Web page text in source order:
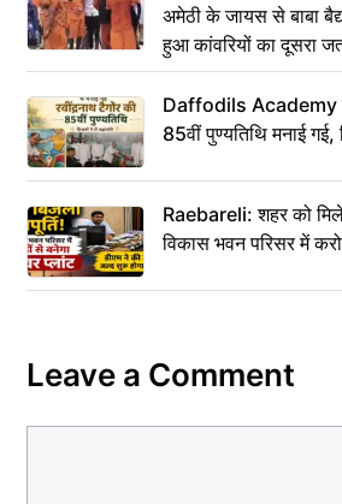
अमेठी के जायस से बाबा
हुआ कांवरियों का दूसरा
Daffodils Academy में
85वीं पुण्यतिथि मनाई गई,
Raebareli: शहर को
विकास भवन परिसर में
Leave a Comment